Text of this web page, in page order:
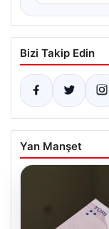
Bizi Takip Edin
Yan Manşet